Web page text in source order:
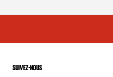
SUIVEZ-NOUS